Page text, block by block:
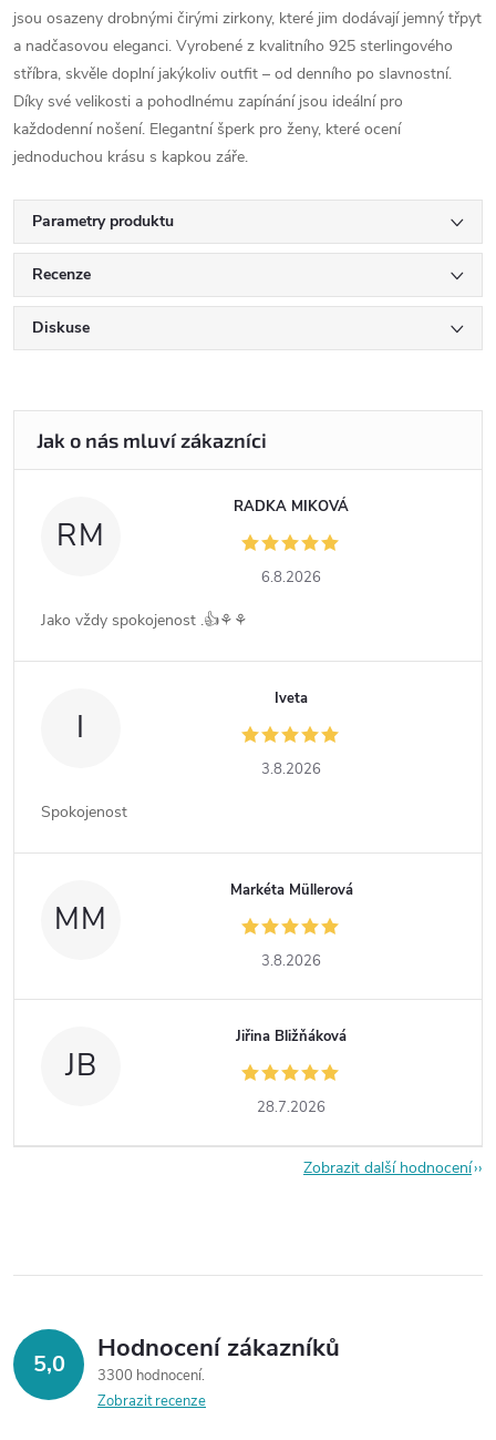
jsou osazeny drobnými čirými zirkony, které jim dodávají jemný třpyt
a nadčasovou eleganci. Vyrobené z kvalitního 925 sterlingového
stříbra, skvěle doplní jakýkoliv outfit – od denního po slavnostní.
Díky své velikosti a pohodlnému zapínání jsou ideální pro
každodenní nošení. Elegantní šperk pro ženy, které ocení
jednoduchou krásu s kapkou záře.
Parametry produktu
Recenze
Diskuse
RM
RADKA MIKOVÁ
6.8.2026
Jako vždy spokojenost .👍⚘️⚘️
I
Iveta
3.8.2026
Spokojenost
MM
Markéta Müllerová
3.8.2026
JB
Jiřina Bližňáková
28.7.2026
Zobrazit další hodnocení
5,0 Hodnocení zákazníků
3300 hodnocení
Zobrazit recenze